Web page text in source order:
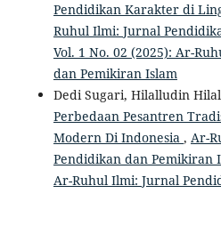
Pendidikan Karakter di
Ruhul Ilmi: Jurnal
Vol. 1 No. 02 (2025): Ar-
dan Pemikiran Islam
Dedi Sugari, Hilalludin
Perbedaan Pesantren
Modern Di Indonesia , Ar-
Pendidikan dan Pemikiran
Ar-Ruhul Ilmi: Jurnal